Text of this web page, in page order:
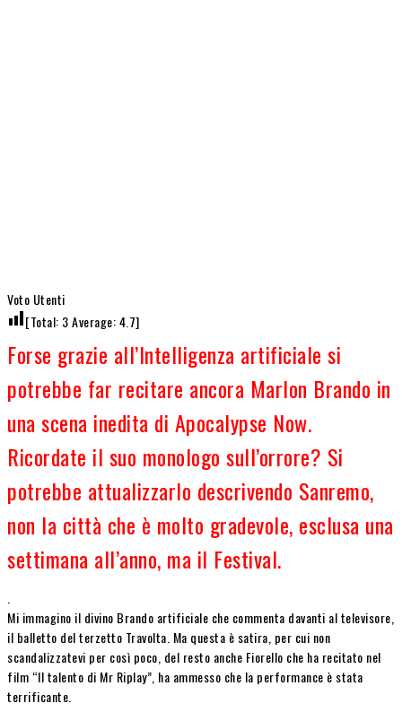
Voto Utenti
[Total: 3Average:4.7]
Forse grazie all’Intelligenza artificiale si
potrebbe far recitare ancora Marlon Brando in
una scena inedita di Apocalypse Now.
Ricordate il suo monologo sull’orrore? Si
potrebbe attualizzarlo descrivendo Sanremo,
non la città che è molto gradevole, esclusa una
settimana all’anno, ma il Festival.
Mi immagino il divino Brando artificiale che commenta davanti al televisore,
il balletto del terzetto Travolta. Ma questa è satira, per cui non
scandalizzatevi per così poco, del resto anche Fiorello che ha recitato nel
film “Il talento di Mr Riplay”, ha ammesso che la performance è stata
terrificante.